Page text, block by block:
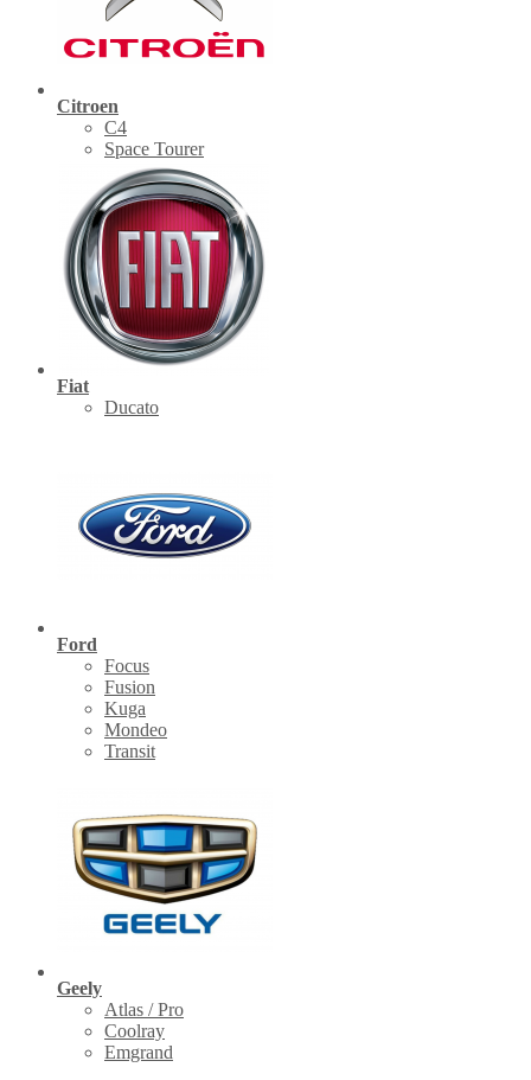
Citroen
C4
Space Tourer
Fiat
Ducato
Ford
Focus
Fusion
Kuga
Mondeo
Transit
Geely
Atlas / Pro
Coolray
Emgrand